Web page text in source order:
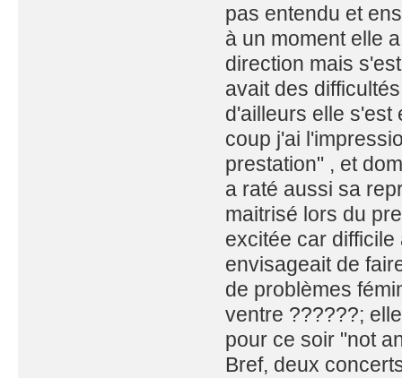
pas entendu et
à un moment elle
direction mais
avait des
d'ailleurs elle s'est
coup j'ai
prestation" , et
a raté aussi sa
maitrisé lors du
excitée car
envisageait de
de problèmes
ventre ??????;
pour ce soir "not
Bref, deux